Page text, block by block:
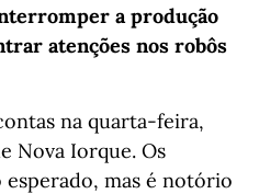
a produção
atenções nos robôs
na quarta-feira,
Nova Iorque. Os
mas é notório